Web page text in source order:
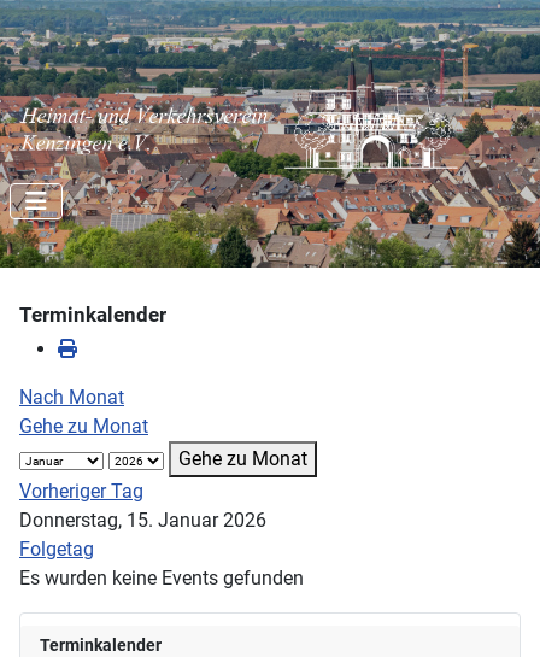
Terminkalender
Terminkalender
Nach Monat
Gehe zu Monat
Gehe zu Monat
Vorheriger Tag
Donnerstag, 15. Januar 2026
Folgetag
Es wurden keine Events gefunden